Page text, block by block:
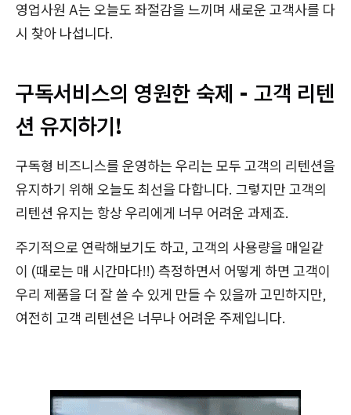
영업사원 A는 오늘도 좌절감을 느끼며 새로운 고객사를 다
시 찾아 나섭니다.
구독서비스의 영원한 숙제 - 고객 리텐
션 유지하기!
구독형 비즈니스를 운영하는 우리는 모두 고객의 리텐션을
유지하기 위해 오늘도 최선을 다합니다. 그렇지만 고객의
리텐션 유지는 항상 우리에게 너무 어려운 과제죠.
주기적으로 연락해보기도 하고, 고객의 사용량을 매일같
이 (때로는 매 시간마다!!) 측정하면서 어떻게 하면 고객이
우리 제품을 더 잘 쓸 수 있게 만들 수 있을까 고민하지만,
여전히 고객 리텐션은 너무나 어려운 주제입니다.